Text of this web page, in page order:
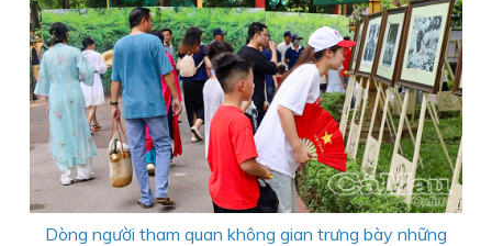
Dòng người tham quan không gian trưng bày những